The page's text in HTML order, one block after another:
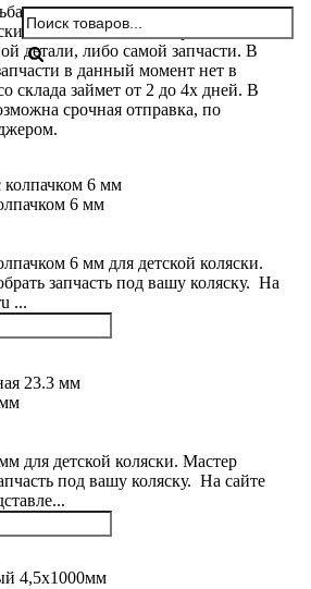
указывать название производителя
Так же вы можете прислать
детали, либо самой запчасти. В
в данный момент нет в
склада займет от 2 до 4х дней. В
срочная отправка, по
6 мм
6 мм для детской коляски.
запчасть под вашу коляску. На
...
для детской коляски. Мастер
под вашу коляску. На сайте